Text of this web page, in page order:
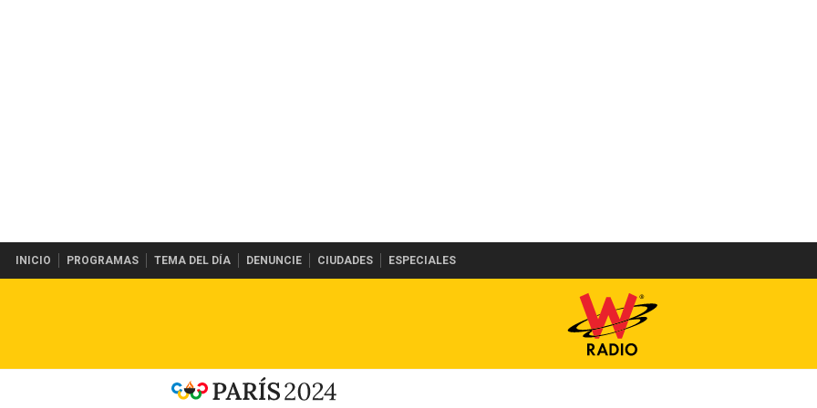
INICIO PROGRAMAS TEMA DEL DÍA DENUNCIE CIUDADES ESPECIALES